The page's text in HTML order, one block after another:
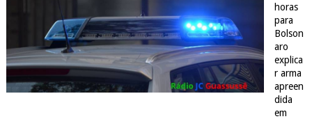
horas
para
Bolson
aro
explica
r arma
apreen
dida
em